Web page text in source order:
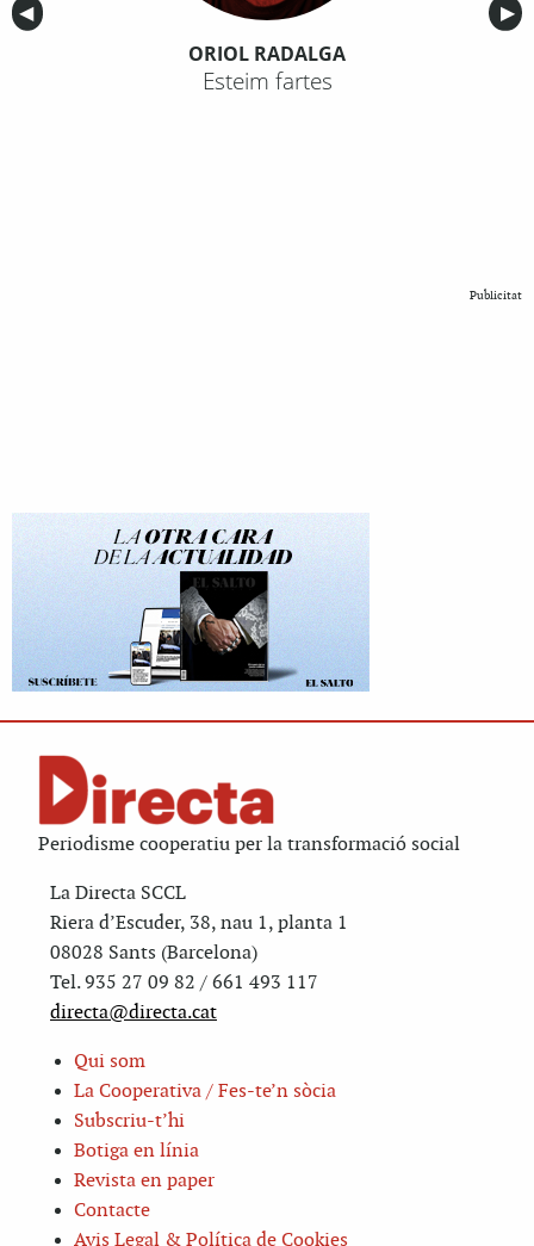
Anterior
◀︎ ▶︎
ORIOL RADALGA
Esteim fartes
Publicitat
Periodisme cooperatiu per la transformació social
La Directa SCCL
Riera d’Escuder, 38, nau 1, planta 1
08028 Sants (Barcelona)
Tel. 935 27 09 82 / 661 493 117
directa@directa.cat
Qui som
La Cooperativa / Fes-te’n sòcia
Subscriu-t’hi
Botiga en línia
Revista en paper
Contacte
Avis Legal & Política de Cookies